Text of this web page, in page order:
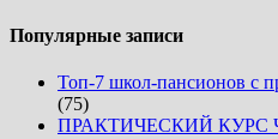
Популярные записи
Топ-7 школ-пансионов с
(75)
ПРАКТИЧЕСКИЙ КУРС